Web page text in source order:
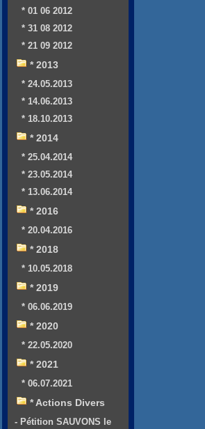
* 01 06 2012
* 31 08 2012
* 21 09 2012
* 2013
* 24.05.2013
* 14.06.2013
* 18.10.2013
* 2014
* 25.04.2014
* 23.05.2014
* 13.06.2014
* 2016
* 20.04.2016
* 2018
* 10.05.2018
* 2019
* 06.06.2019
* 2020
* 22.05.2020
* 2021
* 06.07.2021
* Actions Divers
- Pétition SAUVONS le